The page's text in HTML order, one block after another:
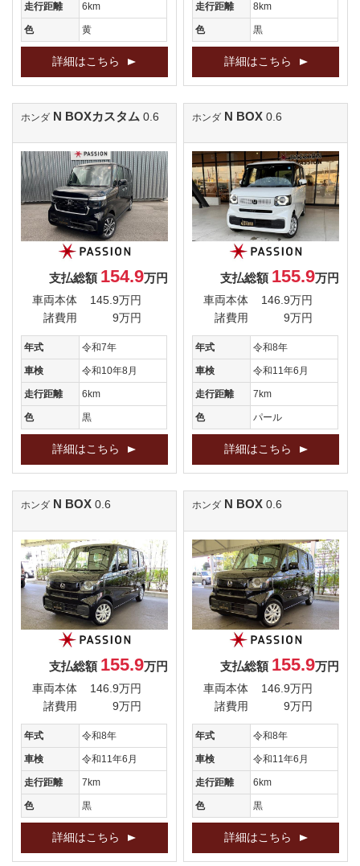
走行距離 6km
色 黄
詳細はこちら
走行距離 8km
色 黒
詳細はこちら
ホンダ N BOXカスタム0.6
支払総額 154.9万円
車両本体
145.9万円
諸費用
9万円
年式 令和7年
車検 令和10年8月
走行距離 6km
色 黒
詳細はこちら
ホンダ N BOX0.6
支払総額 155.9万円
車両本体
146.9万円
諸費用
9万円
年式 令和8年
車検 令和11年6月
走行距離 7km
色 パール
詳細はこちら
ホンダ N BOX0.6
支払総額 155.9万円
車両本体
146.9万円
諸費用
9万円
年式 令和8年
車検 令和11年6月
走行距離 7km
色 黒
詳細はこちら
ホンダ N BOX0.6
支払総額 155.9万円
車両本体
146.9万円
諸費用
9万円
年式 令和8年
車検 令和11年6月
走行距離 6km
色 黒
詳細はこちら